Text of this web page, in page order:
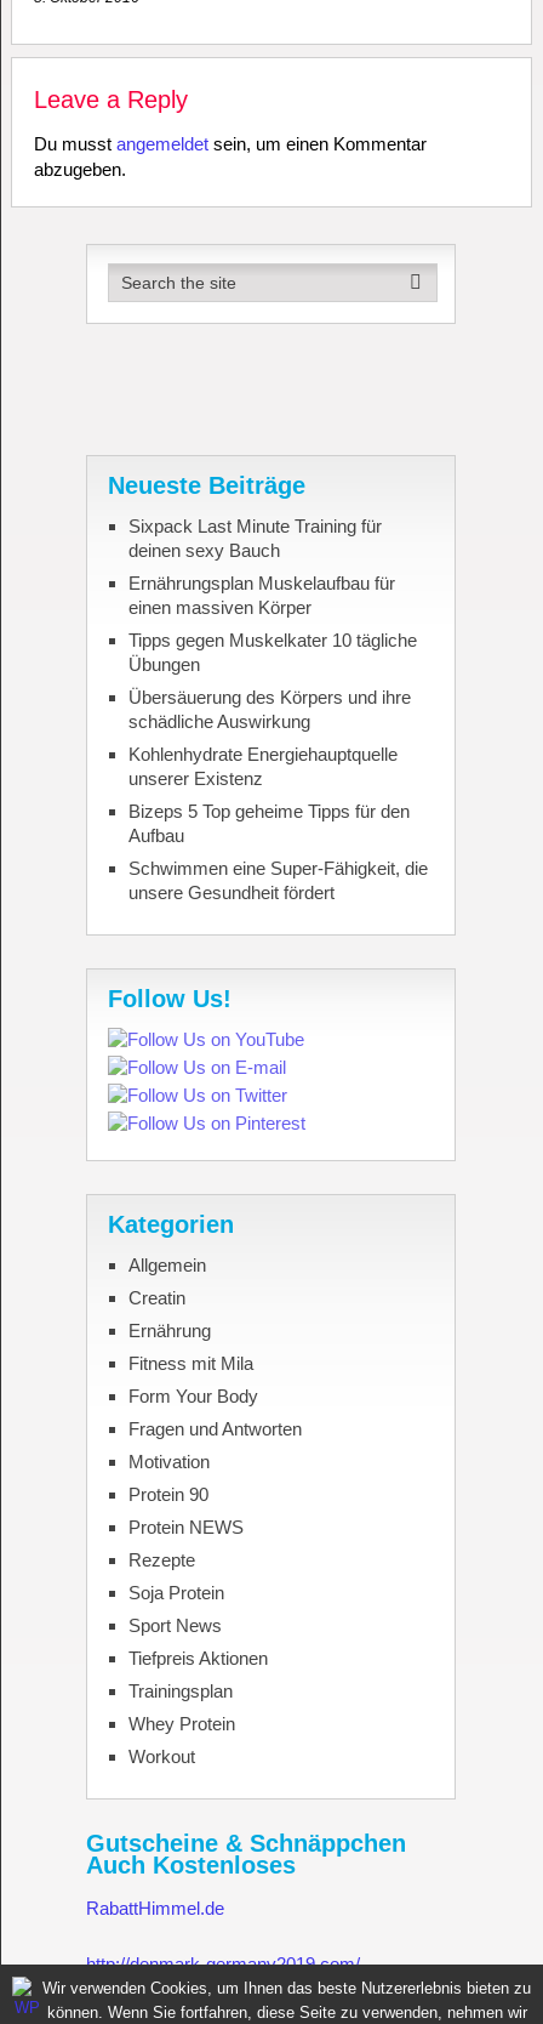
Leave a Reply
Du musst angemeldetsein, um einen Kommentar
abzugeben.
Neueste Beiträge
Sixpack Last Minute Training für
deinen sexy Bauch
Ernährungsplan Muskelaufbau für
einen massiven Körper
Tipps gegen Muskelkater 10 tägliche
Übungen
Übersäuerung des Körpers und ihre
schädliche Auswirkung
Kohlenhydrate Energiehauptquelle
unserer Existenz
Bizeps 5 Top geheime Tipps für den
Aufbau
Schwimmen eine Super-Fähigkeit, die
unsere Gesundheit fördert
Follow Us!
Kategorien
Allgemein
Creatin
Ernährung
Fitness mit Mila
Form Your Body
Fragen und Antworten
Motivation
Protein 90
Protein NEWS
Rezepte
Soja Protein
Sport News
Tiefpreis Aktionen
Trainingsplan
Whey Protein
Workout
Gutscheine & Schnäppchen
Auch Kostenloses
RabattHimmel.de
http://denmark-germany2019.com/
Gutschein.Rabatthimmel.de
Wir verwenden Cookies, um Ihnen das beste Nutzererlebnis bieten zu
können. Wenn Sie fortfahren, diese Seite zu verwenden, nehmen wir